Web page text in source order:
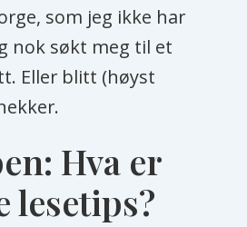
som jeg ikke har
nok søkt meg til et
Eller blitt (høyst
Hva er
lesetips?